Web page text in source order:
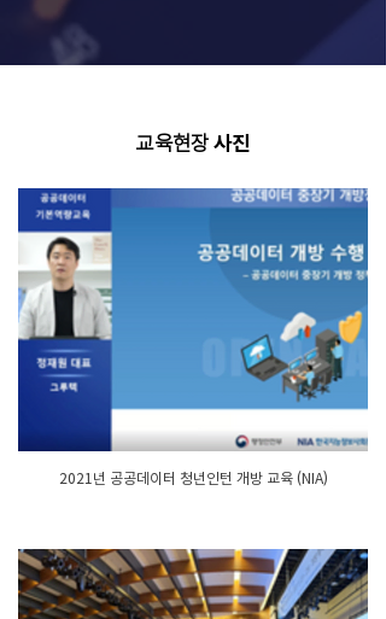
교육현장사진
2021년 공공데이터 청년인턴 개방 교육 (NIA)